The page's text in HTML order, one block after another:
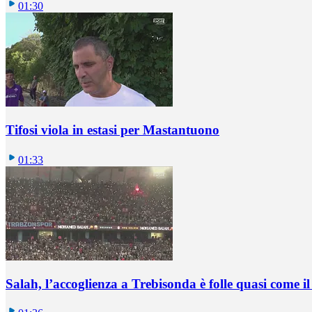
01:30
Tifosi viola in estasi per Mastantuono
01:33
Salah, l’accoglienza a Trebisonda è folle quasi come